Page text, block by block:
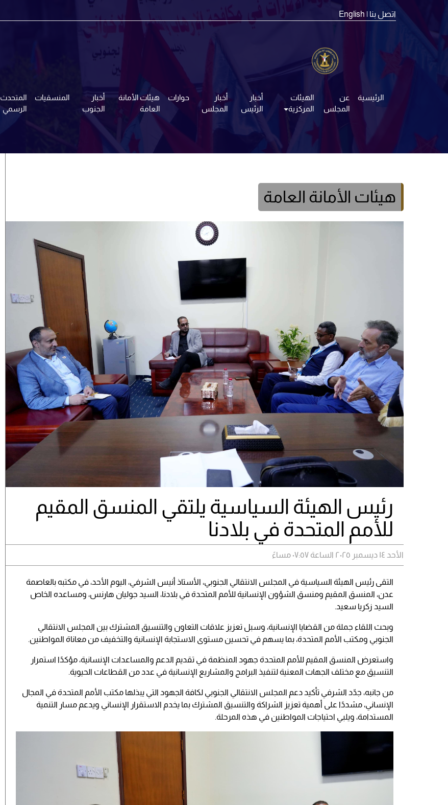
اتصل بنا | English
الرئيسية
عن
المجلس
الهيئات
المركزية
أخبار
الرئيس
أخبار
المجلس
حوارات
هيئات الأمانة
العامة
أخبار
الجنوب
المنسقيات
المتحدث
الرسمي
هيئات الأمانة العامة
رئيس الهيئة السياسية يلتقي المنسق المقيم
للأمم المتحدة في بلادنا
الأحد ١٤ ديسمبر ٢٠٢٥ الساعة ٠٧:٥٧ مساءً
التقى رئيس الهيئة السياسية في المجلس الانتقالي الجنوبي، الأستاذ أنيس الشرفي، اليوم الأحد، في مكتبه بالعاصمة
عدن، المنسق المقيم ومنسق الشؤون الإنسانية للأمم المتحدة في بلادنا، السيد جوليان هارنس، ومساعده الخاص
السيد زكريا سعيد.
وبحث اللقاء جملة من القضايا الإنسانية، وسبل تعزيز علاقات التعاون والتنسيق المشترك بين المجلس الانتقالي
الجنوبي ومكتب الأمم المتحدة، بما يسهم في تحسين مستوى الاستجابة الإنسانية والتخفيف من معاناة المواطنين.
واستعرض المنسق المقيم للأمم المتحدة جهود المنظمة في تقديم الدعم والمساعدات الإنسانية، مؤكدًا استمرار
التنسيق مع مختلف الجهات المعنية لتنفيذ البرامج والمشاريع الإنسانية في عدد من القطاعات الحيوية.
من جانبه، جدّد الشرفي تأكيد دعم المجلس الانتقالي الجنوبي لكافة الجهود التي يبذلها مكتب الأمم المتحدة في المجال
الإنساني، مشددًا على أهمية تعزيز الشراكة والتنسيق المشترك بما يخدم الاستقرار الإنساني ويدعم مسار التنمية
المستدامة، ويلبي احتياجات المواطنين في هذه المرحلة.